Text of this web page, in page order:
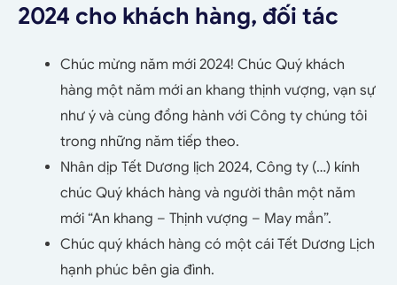
2024 cho khách hàng, đối tác
Chúc mừng năm mới 2024! Chúc Quý khách
hàng một năm mới an khang thịnh vượng, vạn sự
như ý và cùng đồng hành với Công ty chúng tôi
trong những năm tiếp theo.
Nhân dịp Tết Dương lịch 2024, Công ty (…) kính
chúc Quý khách hàng và người thân một năm
mới “An khang – Thịnh vượng – May mắn”.
Chúc quý khách hàng có một cái Tết Dương Lịch
hạnh phúc bên gia đình.